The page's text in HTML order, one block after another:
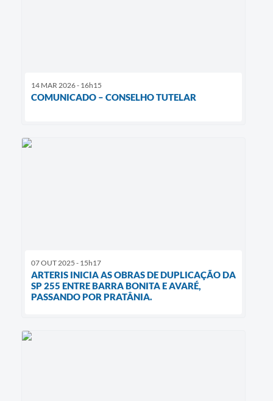
14 MAR 2026 - 16h15
COMUNICADO – CONSELHO TUTELAR
07 OUT 2025 - 15h17
ARTERIS INICIA AS OBRAS DE DUPLICAÇÃO DA
SP 255 ENTRE BARRA BONITA E AVARÉ,
PASSANDO POR PRATÂNIA.